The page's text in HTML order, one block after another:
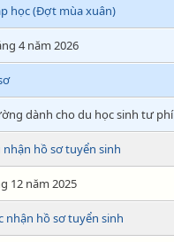
học (Đợt mùa xuân)
4 năm 2026
dành cho du học sinh tư phí
hồ sơ tuyển sinh
12 năm 2025
nhận hồ sơ tuyển sinh